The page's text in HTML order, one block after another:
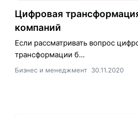
Цифровая
компаний
Если рассматривать вопрос
трансформации б...
Бизнес и менеджмент 30.11.2020